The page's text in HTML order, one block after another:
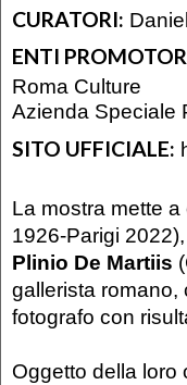
CURATORI:
ENTI
Roma Culture
Azienda Speciale
SITO UFFICIALE:
La mostra mette
1926-Parigi
Plinio De Martiis
gallerista
fotografo con
Oggetto della loro